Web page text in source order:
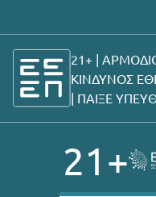
21+ |
ΚΙΝΔΥΝΟΣ
| ΠΑΙΞΕ
21+